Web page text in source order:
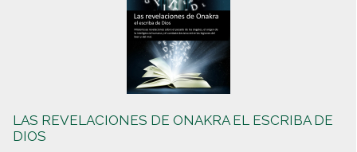
LAS REVELACIONES DE ONAKRA EL ESCRIBA DE
DIOS